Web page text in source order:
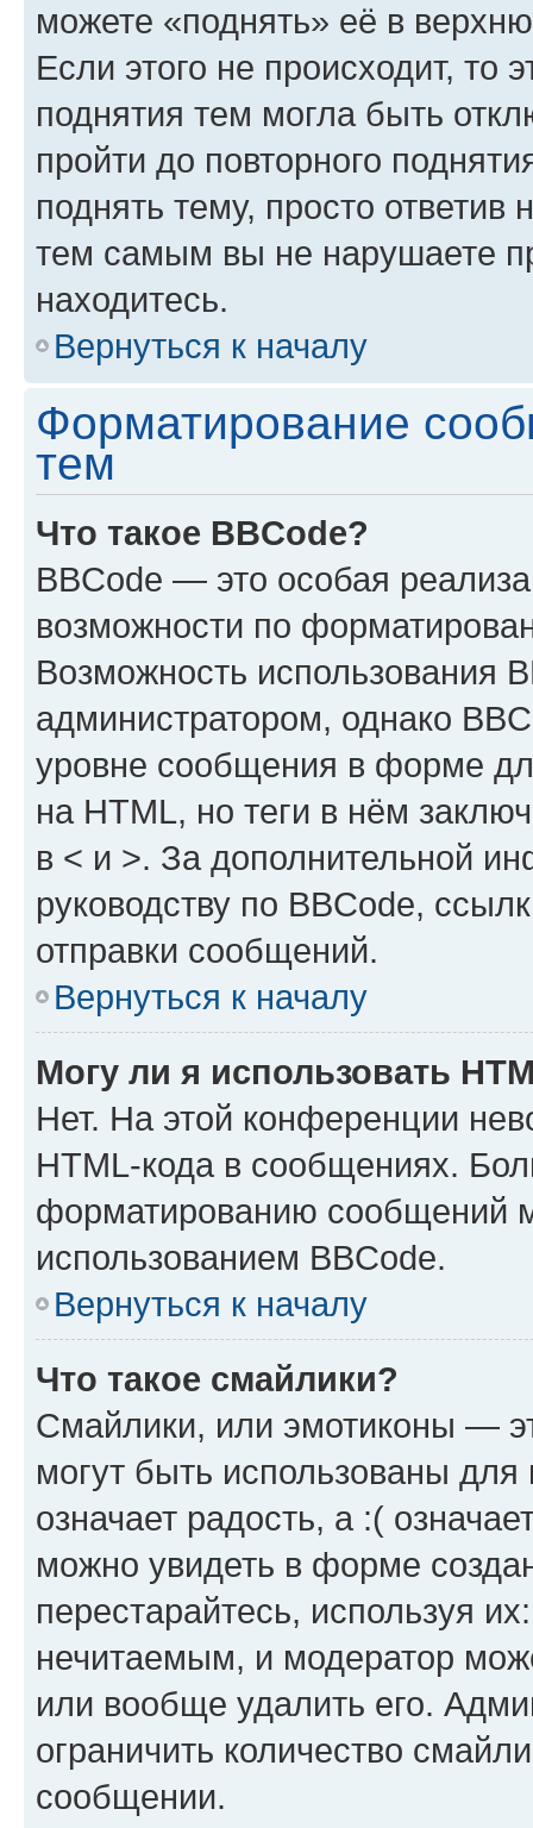
можете «поднять» её в
Если этого не происходит, то
поднятия тем могла быть
пройти до повторного
поднять тему, просто ответив
тем самым вы не нарушаете
находитесь.
Вернуться к началу
Форматирование
тем
Что такое BBCode?
BBCode — это особая
возможности по
Возможность использования
администратором, однако
уровне сообщения в форме
на HTML, но теги в нём
в < и >. За дополнительной
руководству по BBCode,
отправки сообщений.
Вернуться к началу
Могу ли я использовать
Нет. На этой конференции
HTML-кода в сообщениях.
форматированию сообщений
использованием BBCode.
Вернуться к началу
Что такое смайлики?
Смайлики, или эмотиконы —
могут быть использованы
означает радость, а :(
можно увидеть в форме
перестарайтесь, используя
нечитаемым, и модератор
или вообще удалить его.
ограничить количество
сообщении.